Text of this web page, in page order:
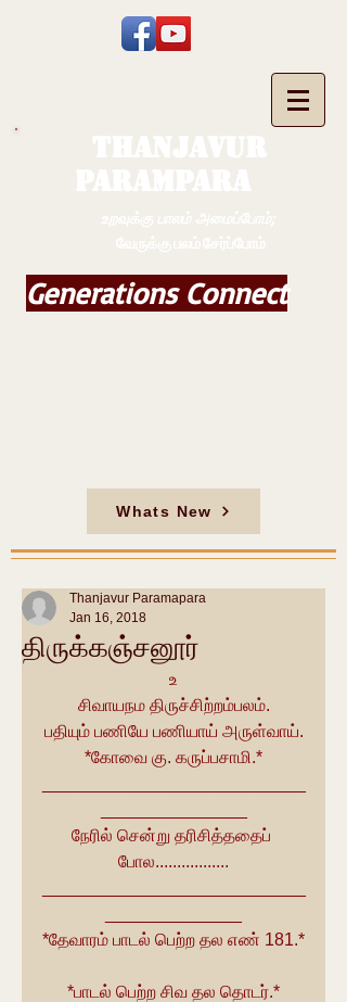
Generations Connect
Whats New
திருக்கஞ்சனூர்
Thanjavur Paramapara
Jan 16, 2018
உ
சிவாயநம திருச்சிற்றம்பலம்.
பதியும் பணியே பணியாய் அருள்வாய்.
*கோவை கு. கருப்பசாமி.*
நேரில் சென்று தரிசித்ததைப்
போல.................
*தேவாரம் பாடல் பெற்ற தல எண் 181.*
*பாடல் பெற்ற சிவ தல தொடர்.*